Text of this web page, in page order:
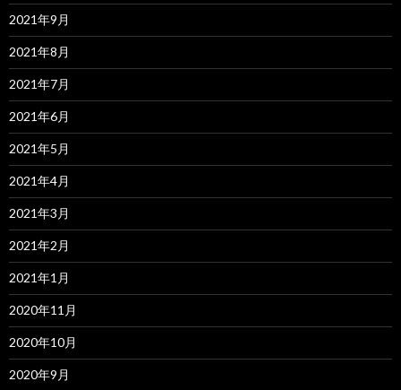
2021年9月
2021年8月
2021年7月
2021年6月
2021年5月
2021年4月
2021年3月
2021年2月
2021年1月
2020年11月
2020年10月
2020年9月